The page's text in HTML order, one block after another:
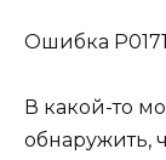
Ошибка
В какой-то
обнаружить,